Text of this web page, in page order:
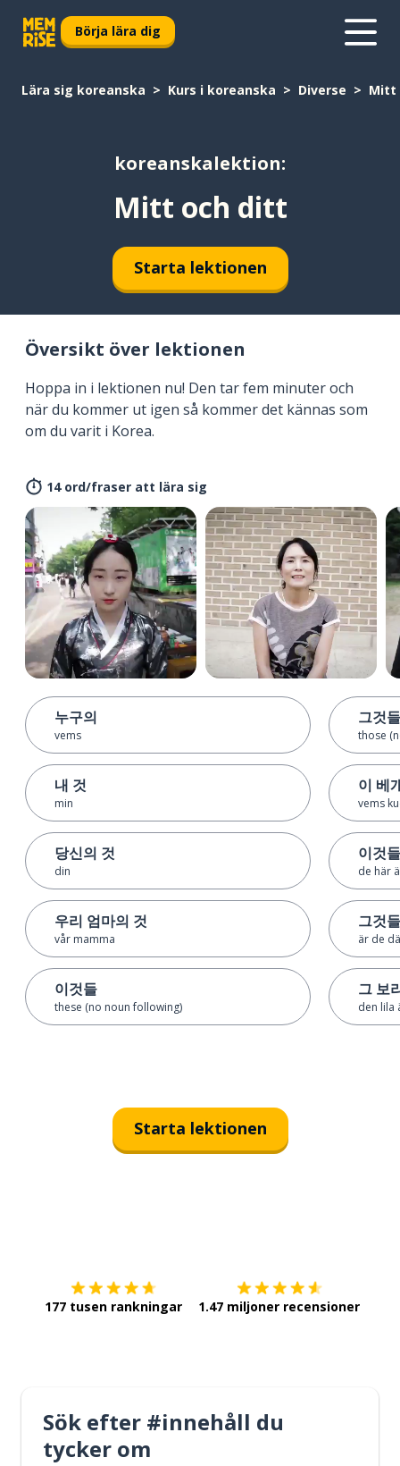
Börja lära dig
Lära sig koreanska Kurs i koreanska Diverse Mitt
koreanskalektion:
Mitt och ditt
Starta lektionen
Översikt över lektionen
Hoppa in i lektionen nu! Den tar fem minuter och
när du kommer ut igen så kommer det kännas som
om du varit i Korea.
14 ord/fraser att lära sig
누구의
vems
내 것
min
당신의 것
din
우리 엄마의 것
vår mamma
이것들
these (no noun following)
그것들
those
이 베
vems
이것
de här
그것
är de
그 보
den lila
Starta lektionen
177 tusen rankningar 1.47 miljoner recensioner
Sök efter #innehåll du
tycker om